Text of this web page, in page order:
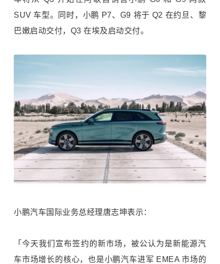
SUV 车型。同时，小鹏 P7、G9 将于 Q2 在约旦、黎
巴嫩启动交付，Q3 在埃及启动交付。
小鹏汽车国际业务总经理唐志坤表示：
「今天我们宣布签约的新市场，被公认为是新能源汽
车市场增长的核心，也是小鹏汽车进军 EMEA 市场的